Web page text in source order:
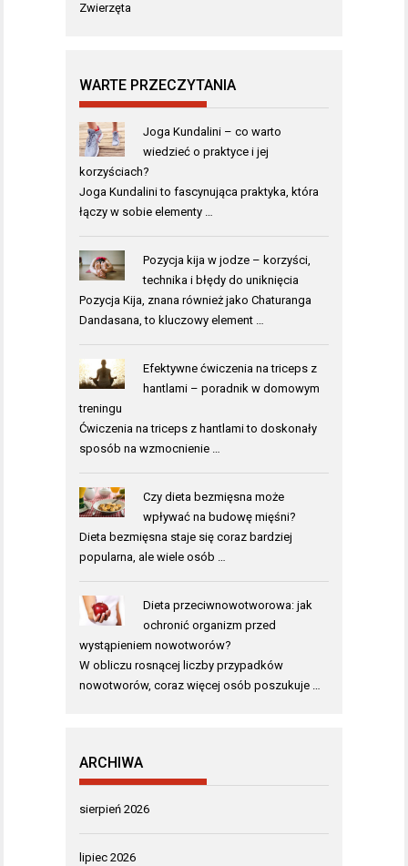
Zwierzęta
WARTE PRZECZYTANIA
Joga Kundalini – co warto
wiedzieć o praktyce i jej
korzyściach?
Joga Kundalini to fascynująca praktyka, która
łączy w sobie elementy …
Pozycja kija w jodze – korzyści,
technika i błędy do uniknięcia
Pozycja Kija, znana również jako Chaturanga
Dandasana, to kluczowy element …
Efektywne ćwiczenia na triceps z
hantlami – poradnik w domowym
treningu
Ćwiczenia na triceps z hantlami to doskonały
sposób na wzmocnienie …
Czy dieta bezmięsna może
wpływać na budowę mięśni?
Dieta bezmięsna staje się coraz bardziej
popularna, ale wiele osób …
Dieta przeciwnowotworowa: jak
ochronić organizm przed
wystąpieniem nowotworów?
W obliczu rosnącej liczby przypadków
nowotworów, coraz więcej osób poszukuje …
ARCHIWA
sierpień 2026
lipiec 2026